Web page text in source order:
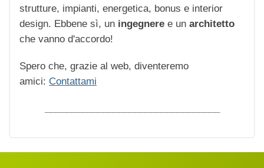
strutture, impianti, energetica, bonus e interior
design. Ebbene sì, un ingegnere e un architetto
che vanno d'accordo!
Spero che, grazie al web, diventeremo
amici: Contattami